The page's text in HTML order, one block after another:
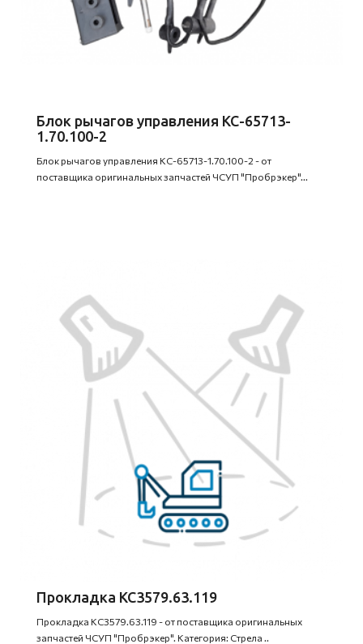
Блок рычагов управления КС-65713-
1.70.100-2
Блок рычагов управления КС-65713-1.70.100-2 - от
поставщика оригинальных запчастей ЧСУП "Пробрэкер"...
Прокладка КС3579.63.119
Прокладка КС3579.63.119 - от поставщика оригинальных
запчастей ЧСУП "Пробрэкер". Категория: Стрела ..